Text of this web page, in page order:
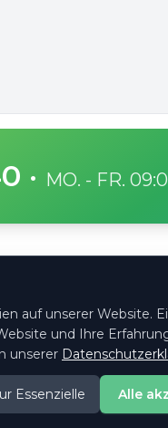
· MO. - FR.
auf unserer Website.
und Ihre
unserer
Essenzielle Alle